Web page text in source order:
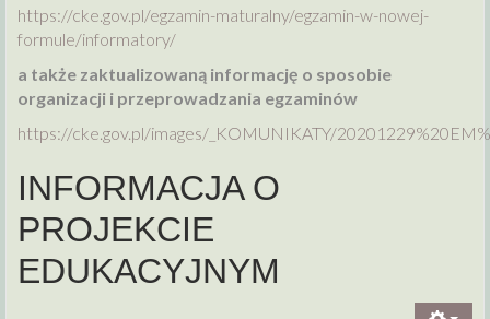
https://cke.gov.pl/egzamin-maturalny/egzamin-w-nowej-
formule/informatory/
a także zaktualizowaną informację o sposobie
organizacji i przeprowadzania egzaminów
https://cke.gov.pl/images/_KOMUNIKATY/
INFORMACJA O
PROJEKCIE
EDUKACYJNYM